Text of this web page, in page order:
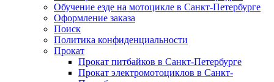
Обучение езде на мотоцикле в Санкт-Петербурге
Оформление заказа
Поиск
Политика конфиденциальности
Прокат
Прокат питбайков в Санкт-Петербурге
Прокат электромотоциклов в Санкт-